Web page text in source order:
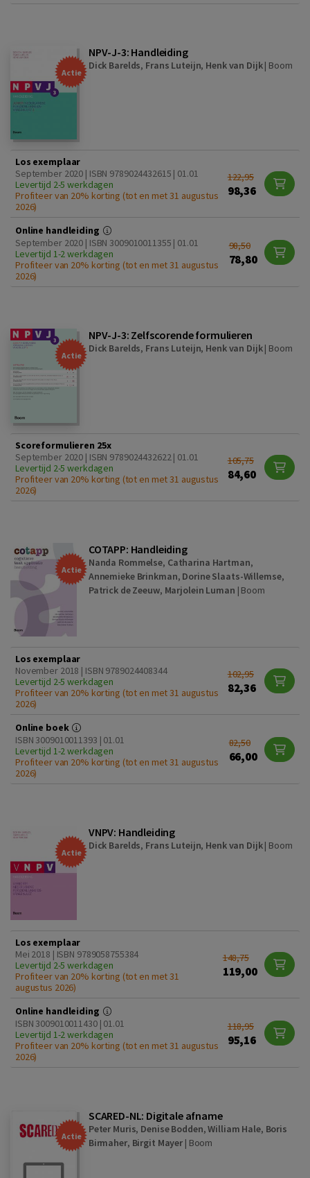
Actie
NPV-J-3: Handleiding
Dick Barelds, Frans Luteijn, Henk van Dijk| Boom
Los exemplaar
September 2020 | ISBN 9789024432615 | 01.01
Levertijd 2-5 werkdagen
Profiteer van 20% korting (tot en met 31 augustus
2026)
122,95
98,36
Online handleiding
September 2020 | ISBN 3009010011355 | 01.01
Levertijd 1-2 werkdagen
Profiteer van 20% korting (tot en met 31 augustus
2026)
98,50
78,80
Actie
NPV-J-3: Zelfscorende formulieren
Dick Barelds, Frans Luteijn, Henk van Dijk| Boom
Scoreformulieren 25x
September 2020 | ISBN 9789024432622 | 01.01
Levertijd 2-5 werkdagen
Profiteer van 20% korting (tot en met 31 augustus
2026)
105,75
84,60
Actie
COTAPP: Handleiding
Nanda Rommelse, Catharina Hartman,
Annemieke Brinkman, Dorine Slaats-Willemse,
Patrick de Zeeuw, Marjolein Luman | Boom
Los exemplaar
November 2018 | ISBN 9789024408344
Levertijd 2-5 werkdagen
Profiteer van 20% korting (tot en met 31 augustus
2026)
102,95
82,36
Online boek
ISBN 3009010011393 | 01.01
Levertijd 1-2 werkdagen
Profiteer van 20% korting (tot en met 31 augustus
2026)
82,50
66,00
Actie
VNPV: Handleiding
Dick Barelds, Frans Luteijn, Henk van Dijk| Boom
Los exemplaar
Mei 2018 | ISBN 9789058755384
Levertijd 2-5 werkdagen
Profiteer van 20% korting (tot en met 31
augustus 2026)
148,75
119,00
Online handleiding
ISBN 3009010011430 | 01.01
Levertijd 1-2 werkdagen
Profiteer van 20% korting (tot en met 31 augustus
2026)
118,95
95,16
Actie
SCARED-NL: Digitale afname
Peter Muris, Denise Bodden,William Hale, Boris
Birmaher, Birgit Mayer | Boom